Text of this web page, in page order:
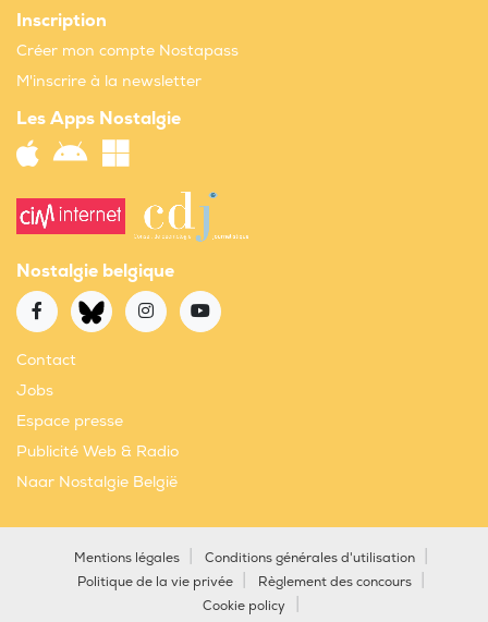
Inscription
Créer mon compte Nostapass
M'inscrire à la newsletter
Les Apps Nostalgie
Nostalgie belgique
Contact
Jobs
Espace presse
Publicité Web & Radio
Naar Nostalgie België
Mentions légales
Conditions générales d'utilisation
Politique de la vie privée
Règlement des concours
Cookie policy